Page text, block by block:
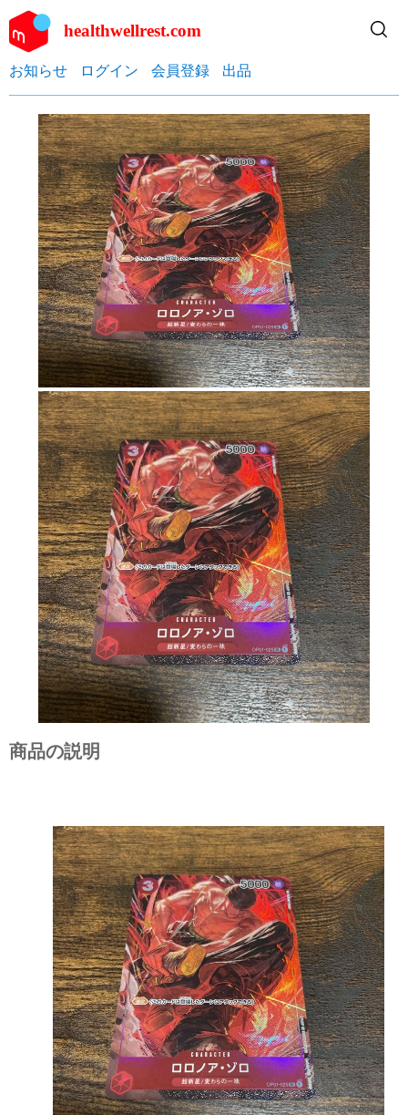
healthwellrest.com
お知らせ ログイン 会員登録 出品
商品の説明